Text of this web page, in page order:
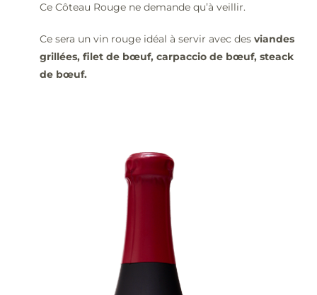
Ce Côteau Rouge ne demande qu’à veillir.
Ce sera un vin rouge idéal à servir avec des viandes
grillées, filet de bœuf, carpaccio de bœuf, steack
de bœuf.